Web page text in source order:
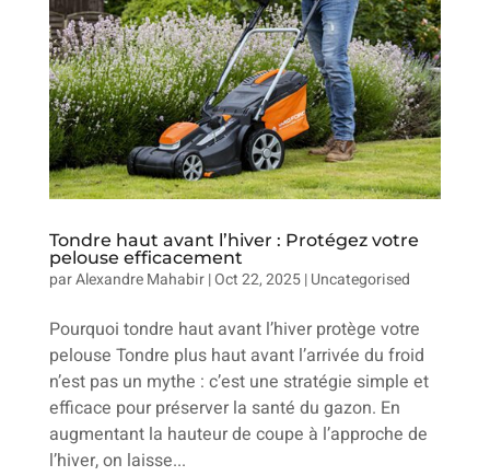
Tondre haut avant l’hiver : Protégez votre
pelouse efficacement
parAlexandre Mahabir|Oct 22, 2025|Uncategorised
Pourquoi tondre haut avant l’hiver protège votre
pelouse Tondre plus haut avant l’arrivée du froid
n’est pas un mythe : c’est une stratégie simple et
efficace pour préserver la santé du gazon. En
augmentant la hauteur de coupe à l’approche de
l’hiver, on laisse...